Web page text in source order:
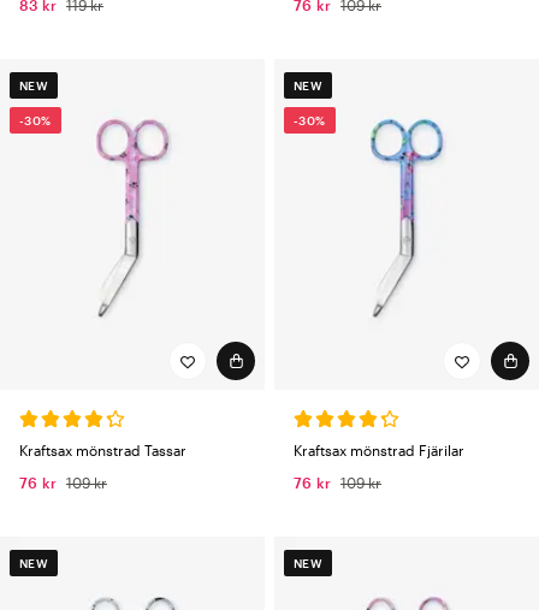
83 kr 119 kr
76 kr 109 kr
NEW
-30%
Kraftsax mönstrad Tassar
76 kr 109 kr
NEW
-30%
Kraftsax mönstrad Fjärilar
76 kr 109 kr
NEW NEW